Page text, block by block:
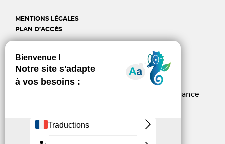
MENTIONS LÉGALES
PLAN D’ACCÈS
CREAI Provence-Alpes-
Côte d'Azur
6, rue d’Arcole - 13006 Marseille - France
Linkedin